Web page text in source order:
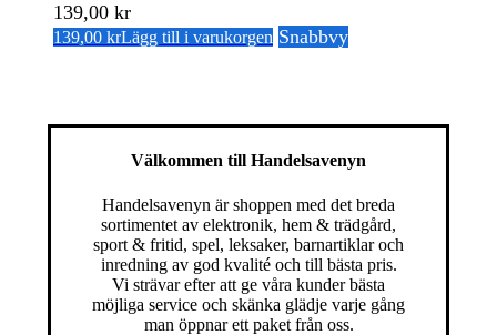
139,00 kr
139,00 krLägg till i varukorgen Snabbvy
Välkommen till Handelsavenyn
Handelsavenyn är shoppen med det breda
sortimentet av elektronik, hem & trädgård,
sport & fritid, spel, leksaker, barnartiklar och
inredning av god kvalité och till bästa pris.
Vi strävar efter att ge våra kunder bästa
möjliga service och skänka glädje varje gång
man öppnar ett paket från oss.